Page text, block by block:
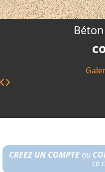
CREEZ UN COMPTEou
ce